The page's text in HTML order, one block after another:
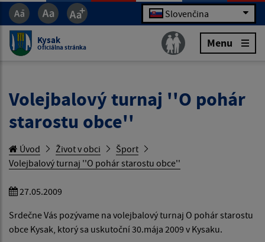
Slovenčina
Kysak
Oficiálna stránka Menu
Volejbalový turnaj ''O pohár
starostu obce''
Úvod Život v obci
Šport
Volejbalový turnaj ''O pohár starostu obce''
27.05.2009
Srdečne Vás pozývame na volejbalový turnaj O pohár starostu
obce Kysak, ktorý sa uskutoční 30.mája 2009 v Kysaku.